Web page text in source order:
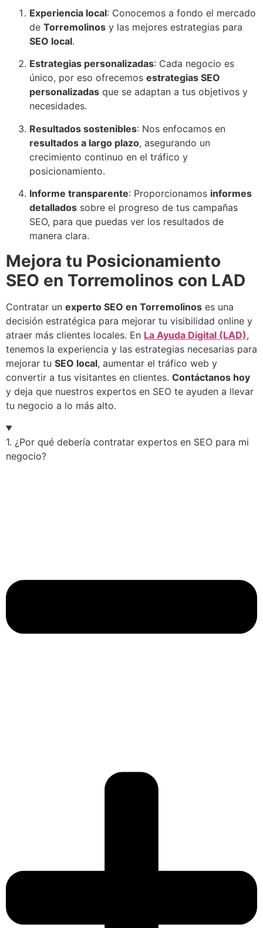
Experiencia local: Conocemos a fondo el mercado
de Torremolinos y las mejores estrategias para
SEO local.
Estrategias personalizadas: Cada negocio es
único, por eso ofrecemos estrategias SEO
personalizadas que se adaptan a tus objetivos y
necesidades.
Resultados sostenibles: Nos enfocamos en
resultados a largo plazo, asegurando un
crecimiento continuo en el tráfico y
posicionamiento.
Informe transparente: Proporcionamos informes
detallados sobre el progreso de tus campañas
SEO, para que puedas ver los resultados de
manera clara.
Mejora tu Posicionamiento
SEO en Torremolinos con LAD
Contratar un experto SEO en Torremolinos es una
decisión estratégica para mejorar tu visibilidad online y
atraer más clientes locales. En La Ayuda Digital (LAD),
tenemos la experiencia y las estrategias necesarias para
mejorar tu SEO local, aumentar el tráfico web y
convertir a tus visitantes en clientes. Contáctanos hoy
y deja que nuestros expertos en SEO te ayuden a llevar
tu negocio a lo más alto.
1. ¿Por qué debería contratar expertos en SEO para mi
negocio?